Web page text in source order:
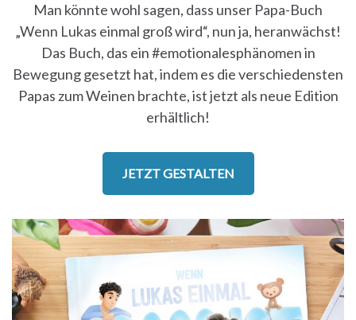
Man könnte wohl sagen, dass unser Papa-Buch
„Wenn Lukas einmal groß wird“, nun ja, heranwächst!
Das Buch, das ein #emotionalesphänomen in
Bewegung gesetzt hat, indem es die verschiedensten
Papas zum Weinen brachte, ist jetzt als neue Edition
erhältlich!
JETZT GESTALTEN